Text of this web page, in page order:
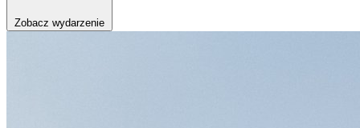
Zobacz wydarzenie